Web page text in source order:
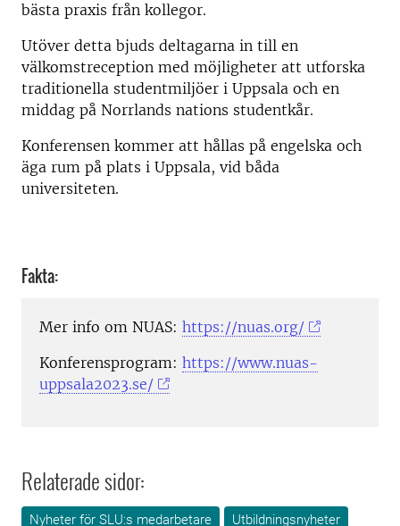
bästa praxis från kollegor.
Utöver detta bjuds deltagarna in till en
välkomstreception med möjligheter att utforska
traditionella studentmiljöer i Uppsala och en
middag på Norrlands nations studentkår.
Konferensen kommer att hållas på engelska och
äga rum på plats i Uppsala, vid båda
universiteten.
Fakta:
Mer info om NUAS: https://nuas.org/
Konferensprogram: https://www.nuas-
uppsala2023.se/
Relaterade sidor:
Nyheter för SLU:s medarbetare Utbildningsnyheter